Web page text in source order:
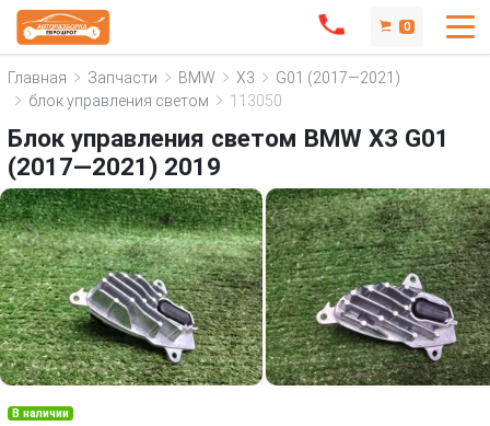
0
Главная Запчасти BMW X3
G01 (2017—2021)
блок управления светом
113050
Блок управления светом BMW X3 G01
(2017—2021) 2019
В наличии